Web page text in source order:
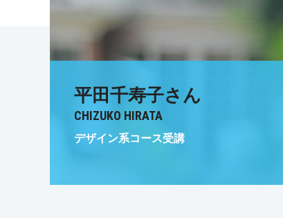
平田千寿子さん
CHIZUKO HIRATA
デザイン系コース受講